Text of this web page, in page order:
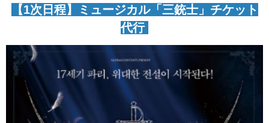
【1次日程】ミュージカル「三銃士」チケット
代行